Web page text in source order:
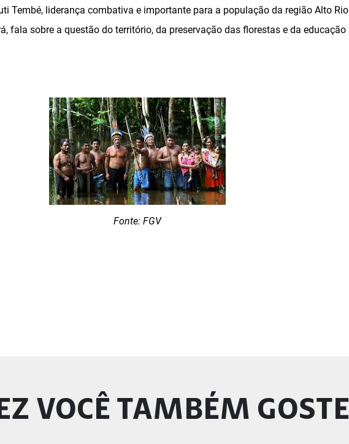
Tembé, liderança combativa e importante para a população da região Alto Rio
fala sobre a questão do território, da preservação das florestas e da educação
Fonte: FGV
VOCÊ TAMBÉM GOSTE